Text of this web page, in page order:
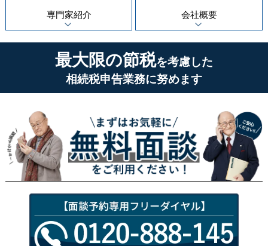
専門家紹介 会社概要
最大限の節税を考慮した
相続税申告業務に努めます